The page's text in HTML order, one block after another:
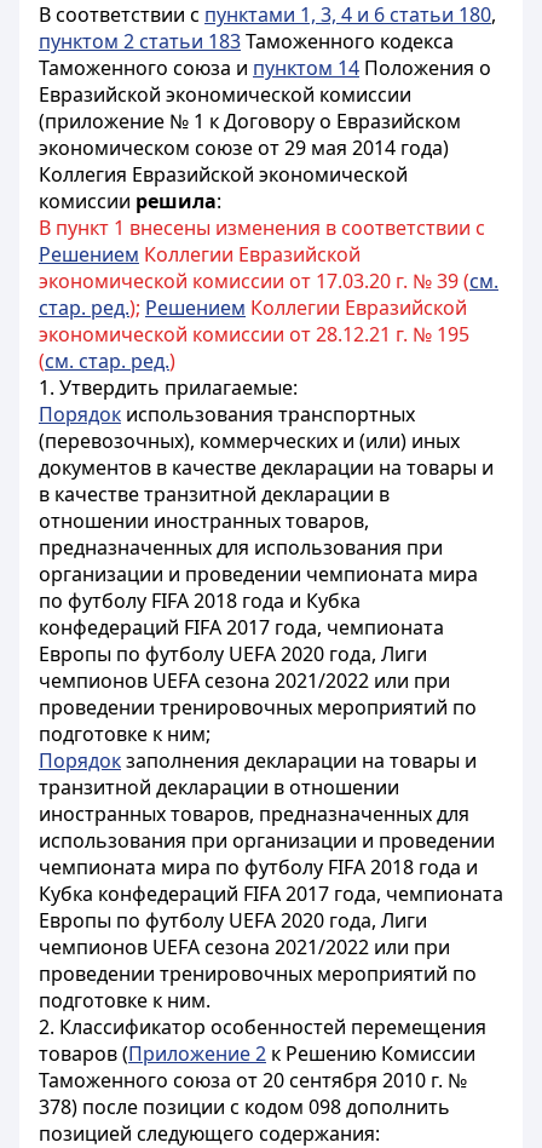
В соответствии с пунктами 1, 3, 4 и 6 статьи 180,
пунктом 2 статьи 183Таможенного кодекса
Таможенного союза и пунктом 14 Положения о
Евразийской экономической комиссии
(приложение № 1 к Договору о Евразийском
экономическом союзе от 29 мая 2014 года)
Коллегия Евразийской экономической
комиссии решила:
В пункт 1 внесены изменения в соответствии с
Решением Коллегии Евразийской
экономической комиссии от 17.03.20 г. № 39 (см.
стар. ред.); Решением Коллегии Евразийской
экономической комиссии от 28.12.21 г. № 195
(см. стар. ред.)
1. Утвердить прилагаемые:
Порядок использования транспортных
(перевозочных), коммерческих и (или) иных
документов в качестве декларации на товары и
в качестве транзитной декларации в
отношении иностранных товаров,
предназначенных для использования при
организации и проведении чемпионата мира
по футболу FIFA 2018 года и Кубка
конфедераций FIFA 2017 года, чемпионата
Европы по футболу UEFA 2020 года, Лиги
чемпионов UEFA сезона 2021/2022 или при
проведении тренировочных мероприятий по
подготовке к ним;
Порядокзаполнения декларации на товары и
транзитной декларации в отношении
иностранных товаров, предназначенных для
использования при организации и проведении
чемпионата мира по футболу FIFA 2018 года и
Кубка конфедераций FIFA 2017 года, чемпионата
Европы по футболу UEFA 2020 года, Лиги
чемпионов UEFA сезона 2021/2022 или при
проведении тренировочных мероприятий по
подготовке к ним.
2. Классификатор особенностей перемещения
товаров (Приложение 2 к Решению Комиссии
Таможенного союза от 20 сентября 2010 г. №
378) после позиции с кодом 098 дополнить
позицией следующего содержания: